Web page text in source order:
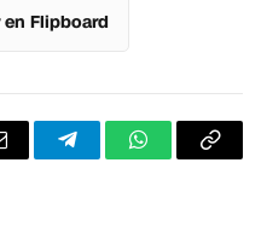
en Flipboard
TelegramWhatsApp